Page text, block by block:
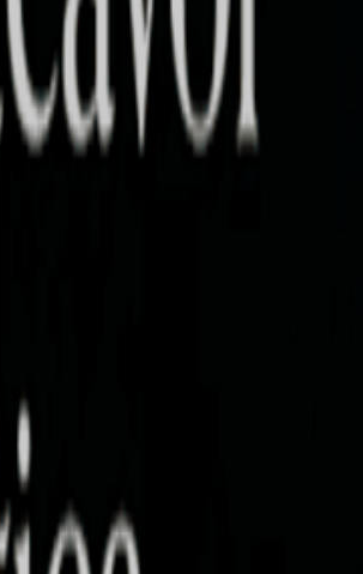
ァンド・オブ・ファンズを活用した
のフロー